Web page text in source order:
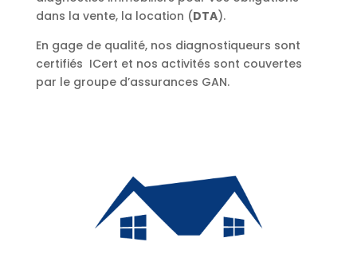
dans la vente, la location (DTA).
En gage de qualité, nos diagnostiqueurs sont
certifiés ICert et nos activités sont couvertes
par le groupe d’assurances GAN.